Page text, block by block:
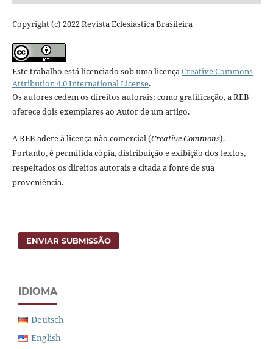
Copyright (c) 2022 Revista Eclesiástica Brasileira
Este trabalho está licenciado sob uma licençaCreative Commons
Attribution 4.0 International License.
Os autores cedem os direitos autorais; como gratificação, a REB
oferece dois exemplares ao Autor de um artigo.
A REB adere à licença não comercial (Creative Commons).
Portanto, é permitida cópia, distribuição e exibição dos textos,
respeitados os direitos autorais e citada a fonte de sua
proveniência.
ENVIAR SUBMISSÃO
IDIOMA
Deutsch
English